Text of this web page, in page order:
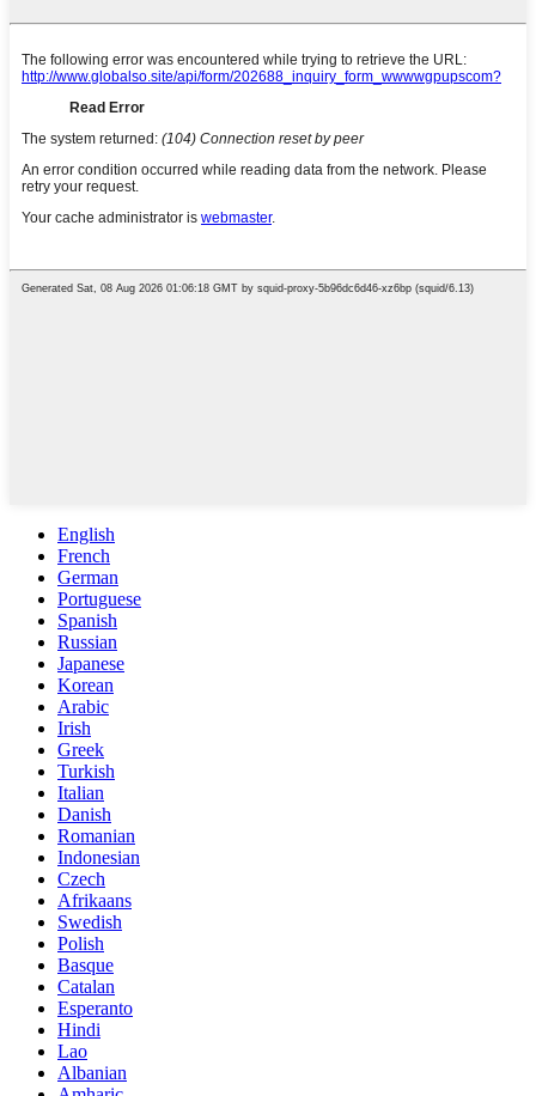
English
French
German
Portuguese
Spanish
Russian
Japanese
Korean
Arabic
Irish
Greek
Turkish
Italian
Danish
Romanian
Indonesian
Czech
Afrikaans
Swedish
Polish
Basque
Catalan
Esperanto
Hindi
Lao
Albanian